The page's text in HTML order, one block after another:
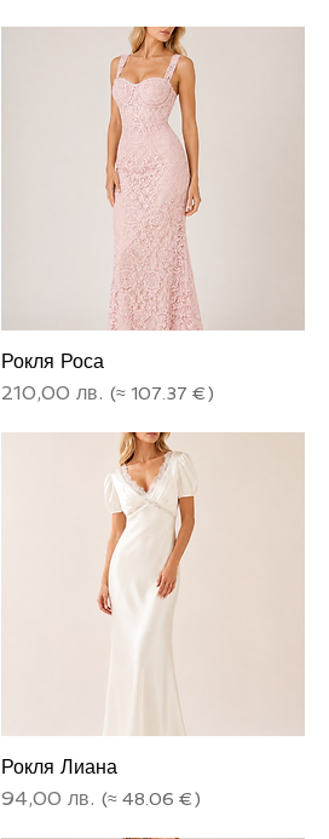
Рокля Роса
Цена
210,00 лв.
Рокля Лиана
Цена
94,00 лв.